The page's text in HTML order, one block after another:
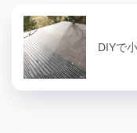
DIYで